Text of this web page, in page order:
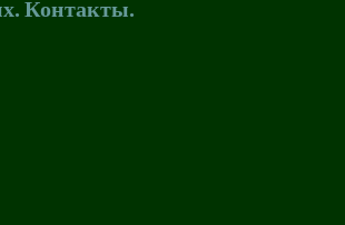
Контакты.